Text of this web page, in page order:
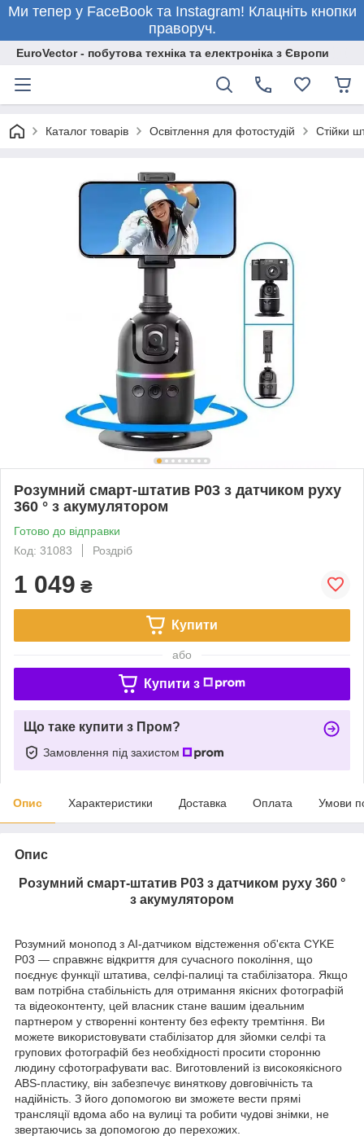
Ми тепер у FaceBook та Instagram! Клацніть кнопки
праворуч.
EuroVector - побутова техніка та електроніка з Європи
Каталог товарів Освітлення для фотостудій Стійки
Розумний смарт-штатив P03 з датчиком руху
360 ° з акумулятором
Готово до відправки
Код: 31083
Роздріб
1 049 ₴
Купити
або
Купити з
Що таке купити з Пром?
Замовлення під захистом
Опис Характеристики Доставка Оплата Умови
Опис
Розумний смарт-штатив P03 з датчиком руху 360 °
з акумулятором
Розумний монопод з AI-датчиком відстеження об'єкта CYKE
P03 — справжнє відкриття для сучасного покоління, що
поєднує функції штатива, селфі-палиці та стабілізатора. Якщо
вам потрібна стабільність для отримання якісних фотографій
та відеоконтенту, цей власник стане вашим ідеальним
партнером у створенні контенту без ефекту тремтіння. Ви
можете використовувати стабілізатор для зйомки селфі та
групових фотографій без необхідності просити сторонню
людину сфотографувати вас. Виготовлений із високоякісного
ABS-пластику, він забезпечує виняткову довговічність та
надійність. З його допомогою ви зможете вести прямі
трансляції вдома або на вулиці та робити чудові знімки, не
звертаючись за допомогою до перехожих.